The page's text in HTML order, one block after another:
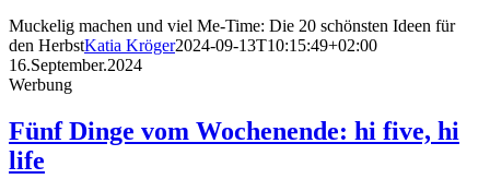
Muckelig machen und viel Me-Time: Die 20 schönsten Ideen für
den HerbstKatia Kröger2024-09-13T10:15:49+02:00
16.September.2024
Werbung
Fünf Dinge vom Wochenende: hi five, hi
life